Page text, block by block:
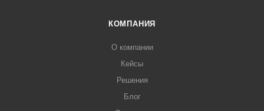
КОМПАНИЯ
О компании
Кейсы
Решения
Блог